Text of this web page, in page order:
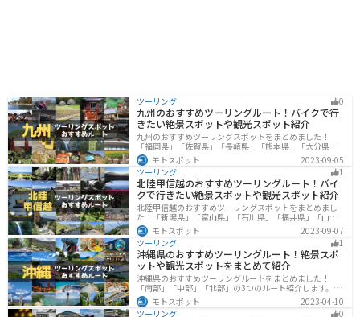
ツーリング 0
九州のおすすめツーリングルート！バイクで行
きたい絶景スポットや観光スポット紹介
九州のおすすめツーリングスポットをまとめました！
「福岡県」「佐賀県」「長崎県」「熊本県」「大分県」
「宮崎都」「鹿児島県」の各県の観光地紹介します。自
然豊かな山々や湖、温泉地が点在し、四季折々の景色を
楽しめるスポットが多数あります。バイクで九州にツー
リングに行く際は参考にしてください。
モトスポット
2023-09-05
ツーリング
1
北陸甲信越のおすすめツーリングルート！バイ
クで行きたい絶景スポットや観光スポット紹介
北陸甲信越のおすすめツーリングスポットをまとめまし
た！「新潟県」「富山県」「石川県」「福井県」「山梨
県」「長野県」の各県の観光地紹介します。自然豊かな
山々や湖、温泉地が点在し、四季折々の景色を楽しめる
スポットが多数あります。バイクで北陸甲信越にツーリ
ングに行く際は参考にしてください。
モトスポット
2023-09-07
ツーリング
1
沖縄県のおすすめツーリングルート！絶景スポ
ットや観光スポットをまとめて紹介
沖縄県のおすすめツーリングルートをまとめました！
「南部」「中部」「北部」の3つのルート紹介します。美
しいビーチや歴史と文化に溢れたスポットが多数あり、
様々な楽しみ方ができます。バイクで沖縄県にツーリン
モトスポット
2023-04-10
ツーリング
0